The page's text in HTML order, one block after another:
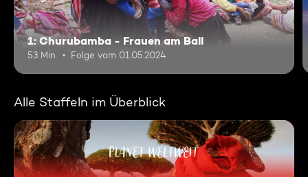
1: Churubamba - Frauen am Ball
53 Min. Folge vom 01.05.2024
Alle Staffeln im Überblick